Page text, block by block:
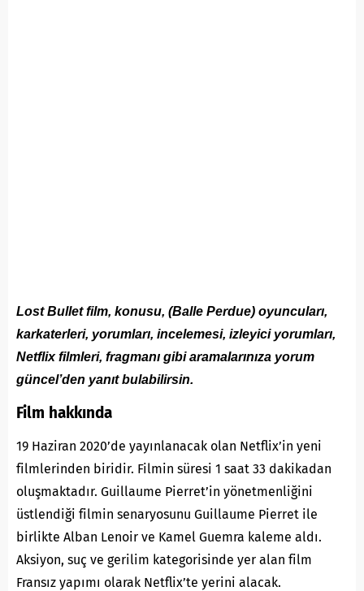
Lost Bullet film, konusu, (Balle Perdue) oyuncuları,
karkaterleri, yorumları, incelemesi, izleyici yorumları,
Netflix filmleri, fragmanı gibi aramalarınıza yorum
güncel’den yanıt bulabilirsin.
Film hakkında
19 Haziran 2020’de yayınlanacak olan Netflix’in yeni
filmlerinden biridir. Filmin süresi 1 saat 33 dakikadan
oluşmaktadır. Guillaume Pierret’in yönetmenliğini
üstlendiği filmin senaryosunu Guillaume Pierret ile
birlikte Alban Lenoir ve Kamel Guemra kaleme aldı.
Aksiyon, suç ve gerilim kategorisinde yer alan film
Fransız yapımı olarak Netflix’te yerini alacak.